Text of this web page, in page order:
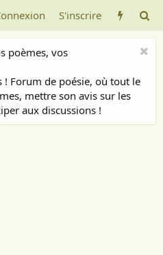
S'inscrire
poèmes, vos
! Forum de poésie, où tout le
mettre son avis sur les
aux discussions !